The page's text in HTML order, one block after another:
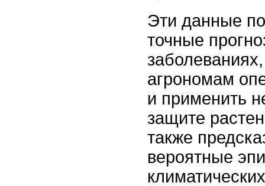
Эти данные
точные
агрономам
и применить
защите
также
вероятные